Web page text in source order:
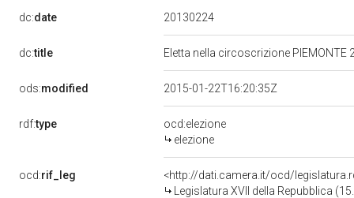
dc:date 20130224
dc:title Eletta nella circoscrizione PIEMONTE
ods:modified 2015-01-22T16:20:35Z
rdf:type
ocd:elezione
elezione
ocd:rif_leg
<http://dati.camera.it/ocd/
Legislatura XVII della Repubblica